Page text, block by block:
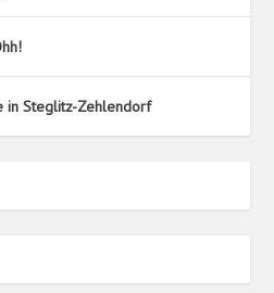
in Steglitz-Zehlendorf